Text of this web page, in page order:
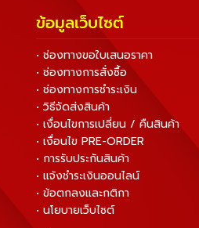
ข้อมูลเว็บไซต์
• ช่องทางขอใบเสนอราคา
• ช่องทางการสั่งซื้อ
• ช่องทางการชำระเงิน
• วิธีจัดส่งสินค้า
• เงื่อนไขการเปลี่ยน / คืนสินค้า
• เงื่อนไข PRE-ORDER
• การรับประกันสินค้า
• แจ้งชำระเงินออนไลน์
• ข้อตกลงและกติกา
• นโยบายเว็บไซต์